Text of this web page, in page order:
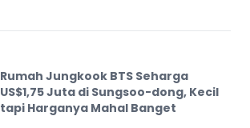
Rumah Jungkook BTS Seharga
US$1,75 Juta di Sungsoo-dong, Kecil
tapi Harganya Mahal Banget